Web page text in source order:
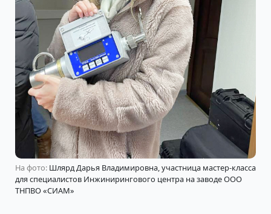
На фото: Шлярд Дарья Владимировна, участница мастер-класса
для специалистов Инжинирингового центра на заводе ООО
ТНПВО «СИАМ»